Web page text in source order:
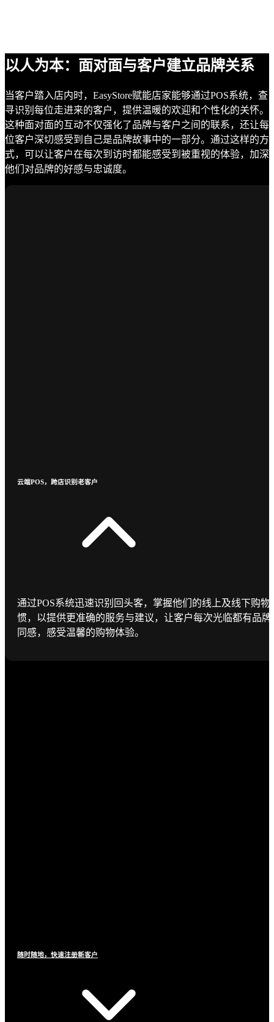
以人为本：面对面与客户建立品牌关系
当客户踏入店内时，EasyStore赋能店家能够通过POS系统，查
寻识别每位走进来的客户，提供温暖的欢迎和个性化的关怀。
这种面对面的互动不仅强化了品牌与客户之间的联系，还让每
位客户深切感受到自己是品牌故事中的一部分。通过这样的方
式，可以让客户在每次到访时都能感受到被重视的体验，加深
他们对品牌的好感与忠诚度。
云端POS，跨店识别老客户
通过POS系统迅速识别回头客，掌握他们的线上及线下购物
惯，以提供更准确的服务与建议，让客户每次光临都有品牌
同感，感受温馨的购物体验。
随时随地，快速注册新客户